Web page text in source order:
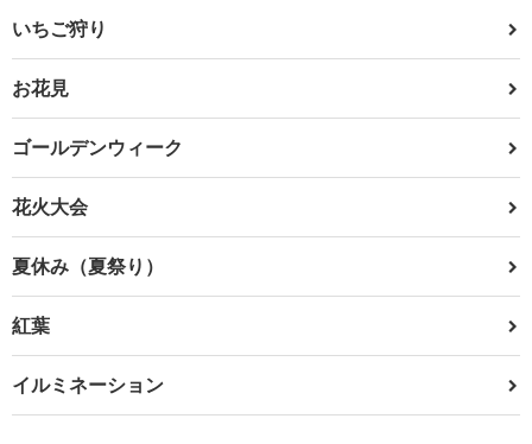
いちご狩り
お花見
ゴールデンウィーク
花火大会
夏休み（夏祭り）
紅葉
イルミネーション